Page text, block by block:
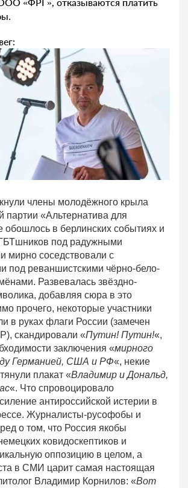
члены молодёжного крыла
партии «Альтернатива для
обошлось в берлинских событиях и
под радужными
мирно соседствовали с
под реваншистскими чёрно-бело-
Развевалась звёздно-
добавляя сюра в это
прочего, некоторые участники
в руках флаги России (замечен
скандировали «Путин! Путин!«,
заключения «мирного
Германией, США и РФ«, некие
плакат «Владимир и Дональд,
«. Что спровоцировало
антироссийской истерии в
Журналисты-русофобы и
о том, что Россия якобы
ковидоскептиков и
оппозицию в целом, а
в СМИ царит самая настоящая
Владимир Корнилов: «Вот